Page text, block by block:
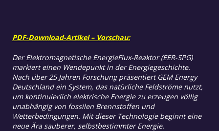
PDF-Download-Artikel – Vorschau:
Der Elektromagnetische EnergieFlux-Reaktor (EER-SPG)
markiert einen Wendepunkt in der Energiegeschichte.
Nach über 25 Jahren Forschung präsentiert GEM Energy
Deutschland ein System, das natürliche Feldströme nutzt,
um kontinuierlich elektrische Energie zu erzeugen völlig
unabhängig von fossilen Brennstoffen und
Wetterbedingungen. Mit dieser Technologie beginnt eine
neue Ära sauberer, selbstbestimmter Energie.